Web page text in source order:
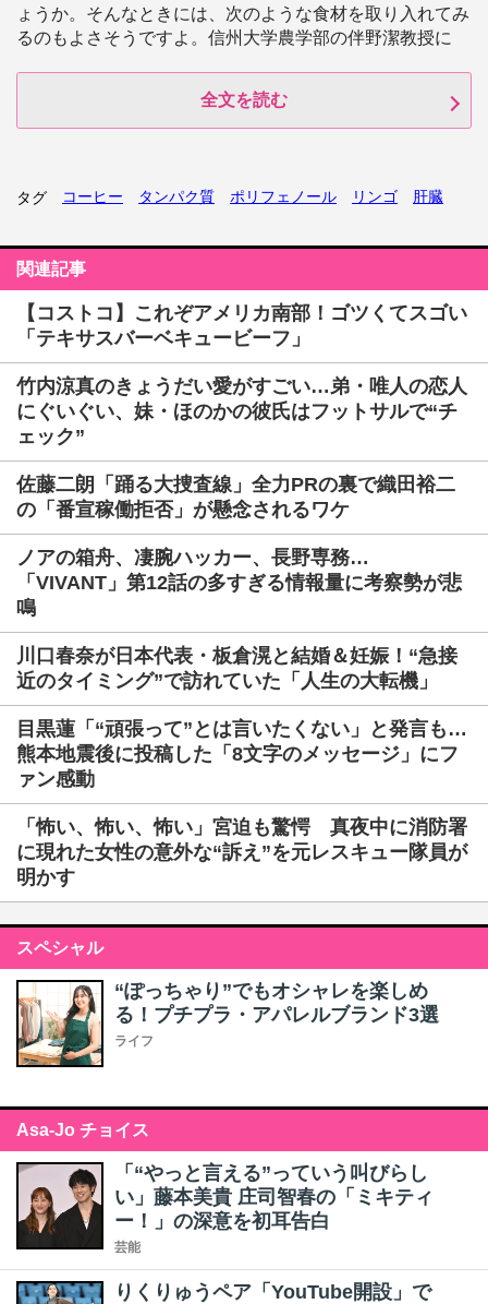
ょうか。そんなときには、次のような食材を取り入れてみ
るのもよさそうですよ。信州大学農学部の伴野潔教授に
全文を読む
タグ コーヒー タンパク質 ポリフェノール リンゴ 肝臓
関連記事
【コストコ】これぞアメリカ南部！ゴツくてスゴい
「テキサスバーベキュービーフ」
竹内涼真のきょうだい愛がすごい…弟・唯人の恋人
にぐいぐい、妹・ほのかの彼氏はフットサルで“チ
ェック”
佐藤二朗「踊る大捜査線」全力PRの裏で織田裕二
の「番宣稼働拒否」が懸念されるワケ
ノアの箱舟、凄腕ハッカー、長野専務…
「VIVANT」第12話の多すぎる情報量に考察勢が悲
鳴
川口春奈が日本代表・板倉滉と結婚＆妊娠！“急接
近のタイミング”で訪れていた「人生の大転機」
目黒蓮「“頑張って”とは言いたくない」と発言も…
熊本地震後に投稿した「8文字のメッセージ」にフ
ァン感動
「怖い、怖い、怖い」宮迫も驚愕 真夜中に消防署
に現れた女性の意外な“訴え”を元レスキュー隊員が
明かす
スペシャル
“ぽっちゃり”でもオシャレを楽しめ
る！プチプラ・アパレルブランド3選
ライフ
Asa-Jo チョイス
「“やっと言える”っていう叫びらし
い」藤本美貴 庄司智春の「ミキティ
ー！」の深意を初耳告白
芸能
りくりゅうペア「YouTube開設」で